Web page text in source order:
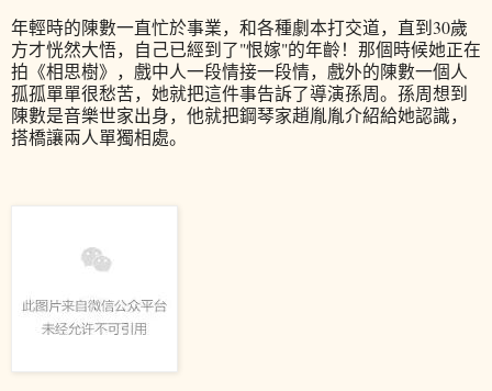
年輕時的陳數一直忙於事業，和各種劇本打交道，直到30歲
方才恍然大悟，自己已經到了"恨嫁"的年齡！那個時候她正在
拍《相思樹》，戲中人一段情接一段情，戲外的陳數一個人
孤孤單單很愁苦，她就把這件事告訴了導演孫周。孫周想到
陳數是音樂世家出身，他就把鋼琴家趙胤胤介紹給她認識，
搭橋讓兩人單獨相處。